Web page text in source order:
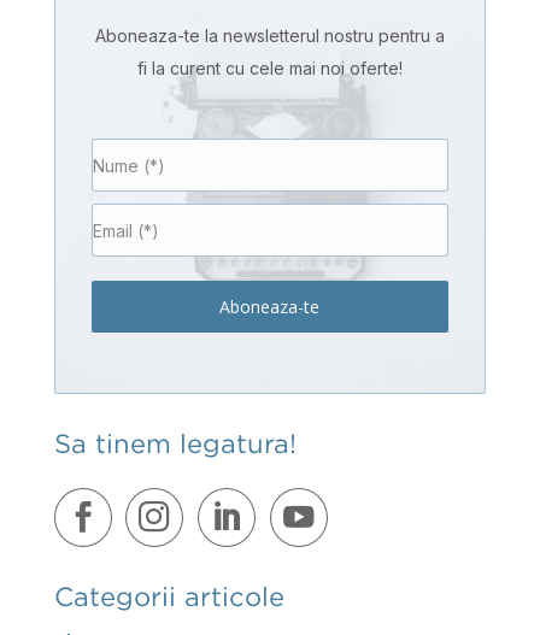
Aboneaza-te la newsletterul nostru pentru a
fi la curent cu cele mai noi oferte!
Aboneaza-te
Sa tinem legatura!
Categorii articole